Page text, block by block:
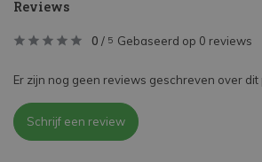
Reviews
0 / 5 Gebaseerd op 0 reviews
Er zijn nog geen reviews geschreven over dit
Schrijf een review